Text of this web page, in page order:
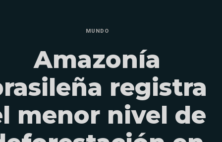
MUNDO
Amazonía
registra
menor nivel de